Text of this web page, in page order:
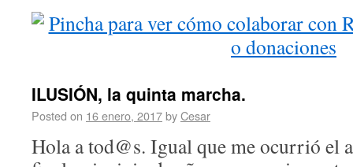
ILUSIÓN, la quinta marcha.
Posted on 16 enero, 2017byCesar
Hola a tod@s. Igual que me ocurrió el